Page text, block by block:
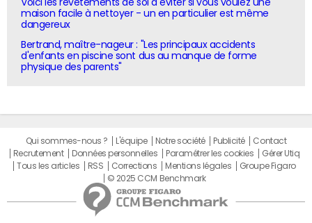
Voici les revêtements de sol à éviter si vous voulez une
maison facile à nettoyer - un en particulier est même
dangereux
Bertrand, maître-nageur : "Les principaux accidents
d'enfants en piscine sont dus au manque de forme
physique des parents"
Qui sommes-nous ? L'équipe Notre société Publicité
Contact
Recrutement
Données personnelles Paramétrer les cookies
Gérer Utiq
Tous les articles
RSS Corrections Mentions légales
Groupe Figaro
© 2025 CCM Benchmark